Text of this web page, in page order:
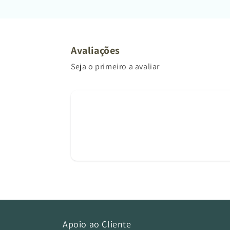
Avaliações
Seja o primeiro a avaliar
Apoio ao Cliente